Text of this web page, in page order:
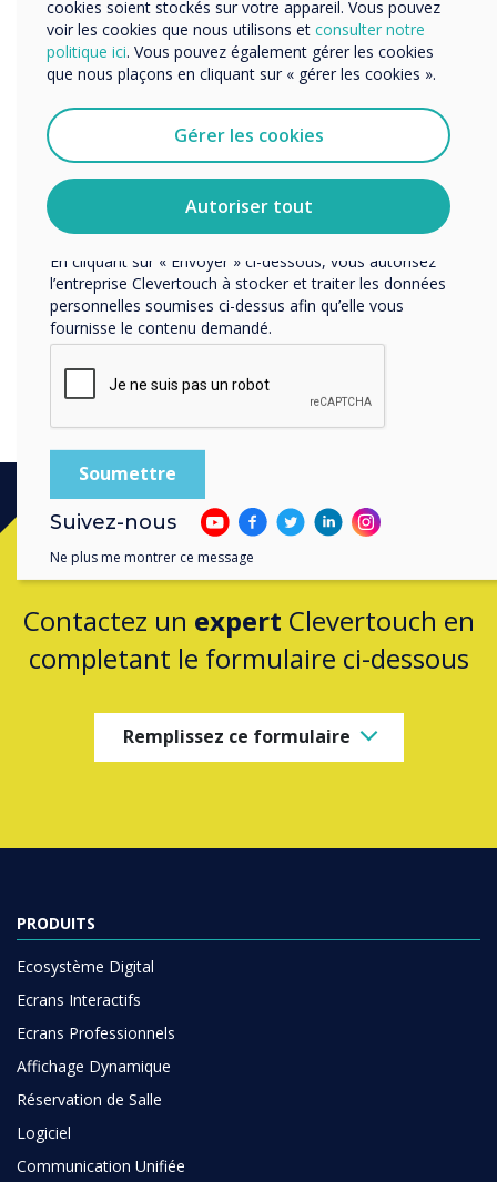
“
Sujet : Phonétique
Groupe d'âge recommandé
- 5-7 KS1
Sujet : Voyelles longues
Prêt à acheter?
Contactez un expert Clevertouch en
completant le formulaire ci-dessous
Remplissez ce formulaire
PRODUITS
Ecosystème Digital
Ecrans Interactifs
Ecrans Professionnels
Affichage Dynamique
Réservation de Salle
Logiciel
Communication Unifiée
cookies soient stockés sur votre appareil. Vous pouvez
voir les cookies que nous utilisons et consulter notre
politique ici. Vous pouvez également gérer les cookies
que nous plaçons en cliquant sur « gérer les cookies ».
Gérer les cookies
Autoriser tout
et services par e-mail, téléphone ou courrier.
J'accepte de recevoir des communications de
Clevertouch.
Vous pouvez vous désabonner de ces communications à
tout moment. Consultez notre Politique de confidentialité
pour en savoir plus sur nos modalités de
désabonnement, nos politiques de confidentialité et sur
notre engagement vis-à-vis de la protection et du respect
de la vie privée.
En cliquant sur « Envoyer » ci-dessous, vous autorisez
l’entreprise Clevertouch à stocker et traiter les données
personnelles soumises ci-dessus afin qu’elle vous
fournisse le contenu demandé.
Suivez-nous
Ne plus me montrer ce message